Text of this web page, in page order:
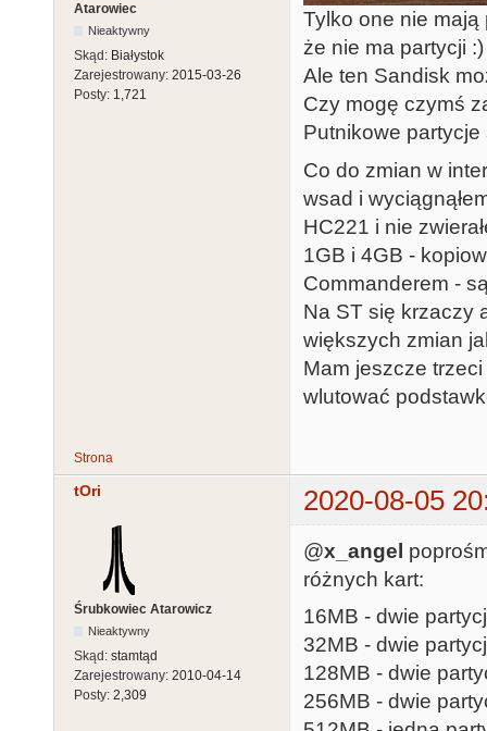
Atarowiec
Nieaktywny
Skąd: Białystok
Zarejestrowany: 2015-03-26
Posty: 1,721
Tylko one nie
że nie ma partycji :)
Ale ten Sandisk
Czy mogę czymś
Putnikowe
Co do zmian w
wsad i
HC221 i nie
1GB i 4GB -
Commanderem -
Na ST się krzaczy
większych zmian
Mam jeszcze
wlutować
Strona
tOri 2020-08-05
Śrubkowiec Atarowicz
Nieaktywny
Skąd: stamtąd
Zarejestrowany: 2010-04-14
Posty: 2,309
@x_angel
różnych kart:
16MB - dwie
32MB - dwie
128MB - dwie
256MB - dwie